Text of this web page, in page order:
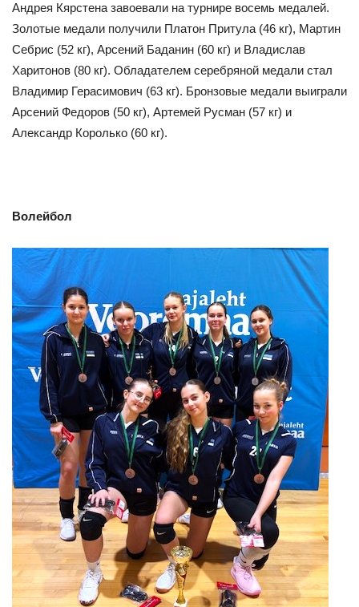
Андрея Кярстена завоевали на турнире восемь медалей.
Золотые медали получили Платон Притула (46 кг), Мартин
Себрис (52 кг), Арсений Баданин (60 кг) и Владислав
Харитонов (80 кг). Обладателем серебряной медали стал
Владимир Герасимович (63 кг). Бронзовые медали выиграли
Арсений Федоров (50 кг), Артемей Русман (57 кг) и
Александр Королько (60 кг).
Волейбол